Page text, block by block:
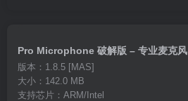
Pro Microphone 破解版 – 专业麦克风
版本：1.8.5 [MAS]
大小：142.0 MB
支持芯片：ARM/Intel